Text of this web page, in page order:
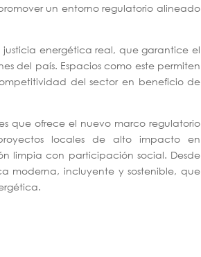
un entorno regulatorio alineado
energética real, que garantice el
del país. Espacios como este permiten
del sector en beneficio de
que ofrece el nuevo marco regulatorio
locales de alto impacto en
limpia con participación social. Desde
moderna, incluyente y sostenible, que